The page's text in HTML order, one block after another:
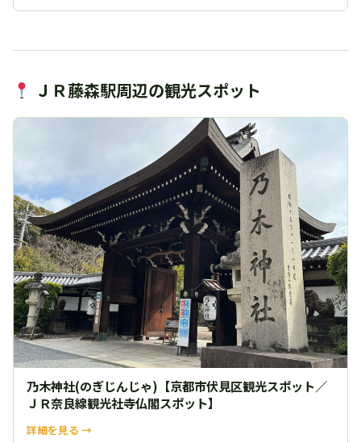
ＪＲ藤森駅周辺の観光スポット
乃木神社(のぎじんじゃ)【京都市伏見区観光スポット／
ＪＲ奈良線観光社寺仏閣スポット】
詳細を見る →